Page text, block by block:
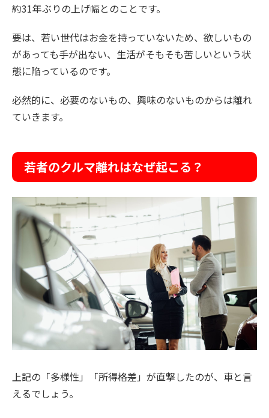
約31年ぶりの上げ幅とのことです。
要は、若い世代はお金を持っていないため、欲しいもの
があっても手が出ない、生活がそもそも苦しいという状
態に陥っているのです。
必然的に、必要のないもの、興味のないものからは離れ
ていきます。
若者のクルマ離れはなぜ起こる？
上記の「多様性」「所得格差」が直撃したのが、車と言
えるでしょう。